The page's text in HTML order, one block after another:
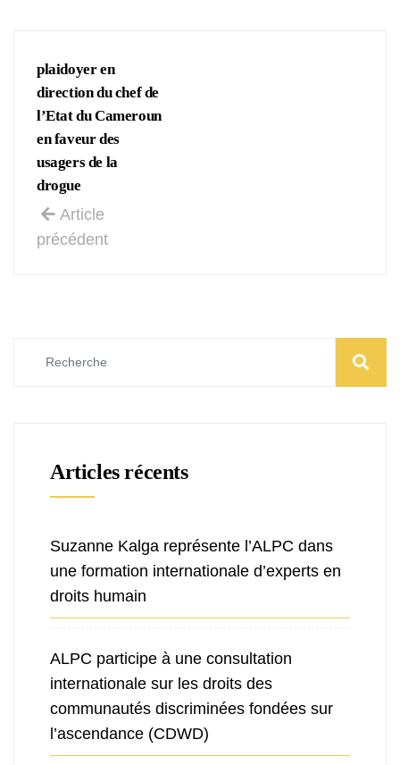
plaidoyer en
direction du chef de
l’Etat du Cameroun
en faveur des
usagers de la
drogue
Article
précédent
Articles récents
Suzanne Kalga représente l’ALPC dans
une formation internationale d’experts en
droits humain
ALPC participe à une consultation
internationale sur les droits des
communautés discriminées fondées sur
l’ascendance (CDWD)